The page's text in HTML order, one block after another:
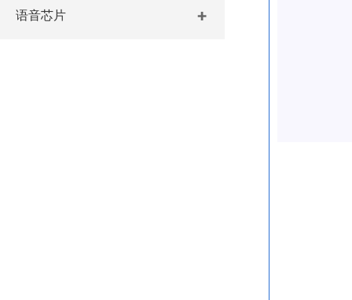
语音芯片